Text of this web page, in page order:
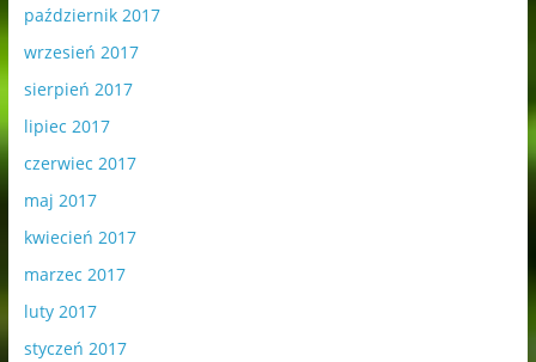
październik 2017
wrzesień 2017
sierpień 2017
lipiec 2017
czerwiec 2017
maj 2017
kwiecień 2017
marzec 2017
luty 2017
styczeń 2017